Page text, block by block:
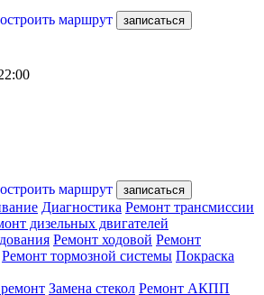
маршрут записаться
маршрут записаться
Диагностика Ремонт трансмиссии
дизельных двигателей
Ремонт ходовой Ремонт
Ремонт тормозной системы Покраска
Замена стекол Ремонт АКПП